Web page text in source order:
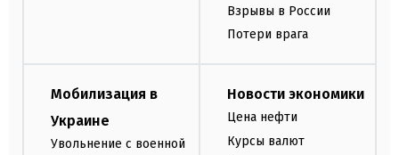
Взрывы в России
Потери врага
Мобилизация в
Украине
Увольнение с военной
Новости экономики
Цена нефти
Курсы валют